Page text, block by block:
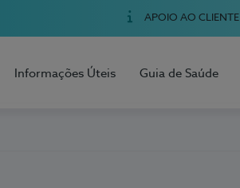
APOIO AO CLIENTE
Informações Úteis Guia de Saúde